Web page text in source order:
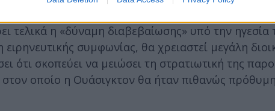
τελικά η «δύναμη διαβεβαίωσης» υπό την ηγεσία
συμφωνίας, θα χρειαστεί μεγάλη
ότι σκοπεύει να μειώσει τη στρατιωτική της
οποίο η Ουάσιγκτον θα ήταν πιθανώς